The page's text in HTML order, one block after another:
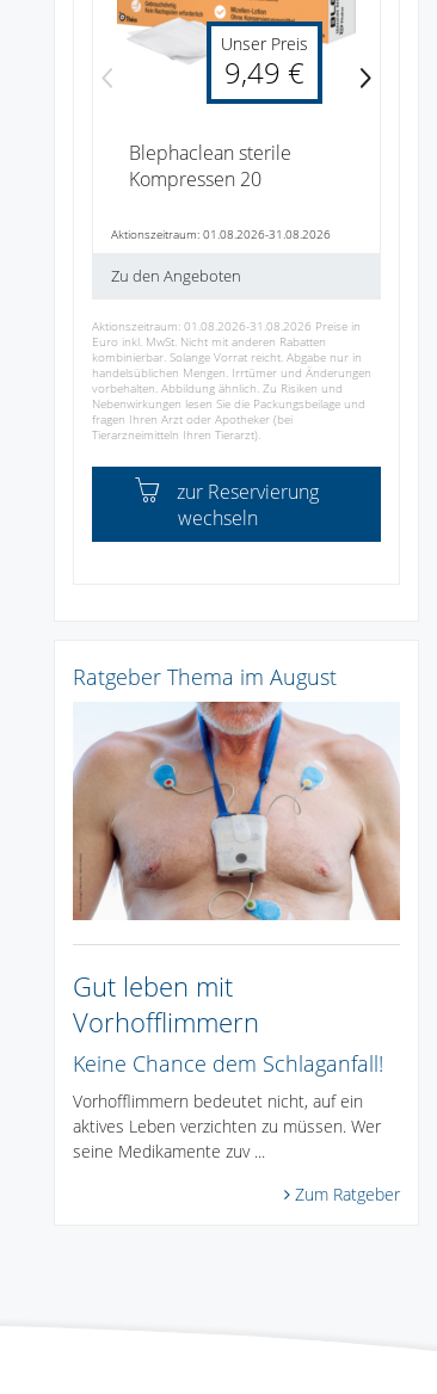
Unser Preis
9,49 €
Blephaclean sterile
Kompressen 20
Aktionszeitraum: 01.08.2026-31.08.2026
Zu den Angeboten
Aktionszeitraum: 01.08.2026-31.08.2026 Preise in
Euro inkl. MwSt. Nicht mit anderen Rabatten
kombinierbar. Solange Vorrat reicht. Abgabe nur in
handelsüblichen Mengen. Irrtümer und Änderungen
vorbehalten. Abbildung ähnlich. Zu Risiken und
Nebenwirkungen lesen Sie die Packungsbeilage und
fragen Ihren Arzt oder Apotheker (bei
Tierarzneimitteln Ihren Tierarzt).
zur Reservierung
wechseln
Ratgeber Thema im August
Gut leben mit
Vorhofflimmern
Keine Chance dem Schlaganfall!
Vorhofflimmern bedeutet nicht, auf ein
aktives Leben verzichten zu müssen. Wer
seine Medikamente zuv ...
Zum Ratgeber